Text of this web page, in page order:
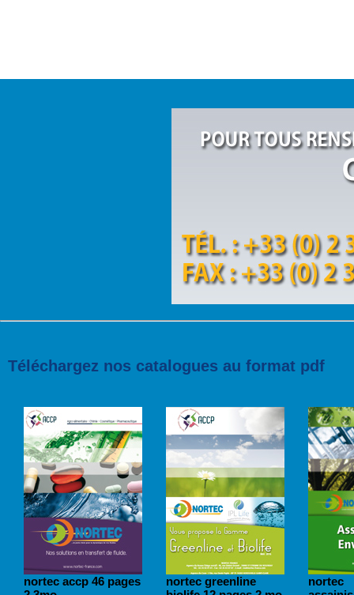
Téléchargez nos catalogues au format pdf
nortec accp 46 pages
nortec greenline
nortec